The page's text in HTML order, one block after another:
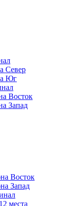
Север
Юг
Восток
Запад
Восток
Запад
места